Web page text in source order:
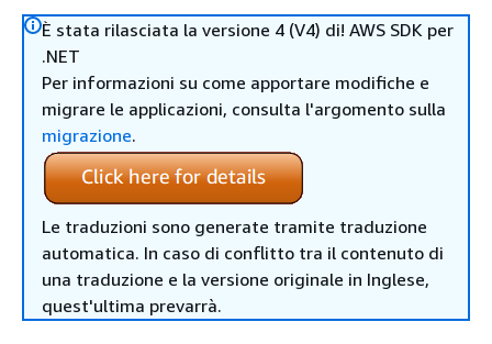
È stata rilasciata la versione 4 (V4) di! AWS SDK per
.NET
Per informazioni su come apportare modifiche e
migrare le applicazioni, consulta l'argomento sulla
migrazione.
Le traduzioni sono generate tramite traduzione
automatica. In caso di conflitto tra il contenuto di
una traduzione e la versione originale in Inglese,
quest'ultima prevarrà.